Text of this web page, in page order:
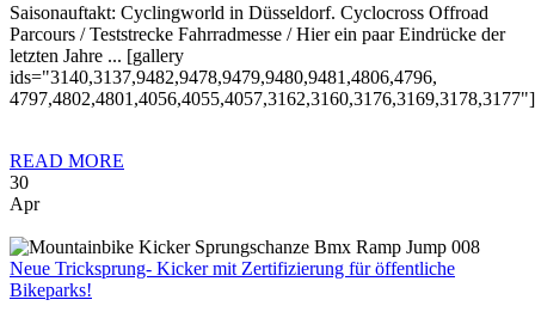
Saisonauftakt: Cyclingworld in Düsseldorf. Cyclocross Offroad
Parcours / Teststrecke Fahrradmesse / Hier ein paar Eindrücke der
letzten Jahre ... [gallery
ids="3140,3137,9482,9478,9479,9480,9481,4806,4796,
4797,4802,4801,4056,4055,4057,3162,3160,3176,3169,3178,3177"]
READ MORE
30
Apr
Neue Tricksprung- Kicker mit Zertifizierung für öffentliche
Bikeparks!